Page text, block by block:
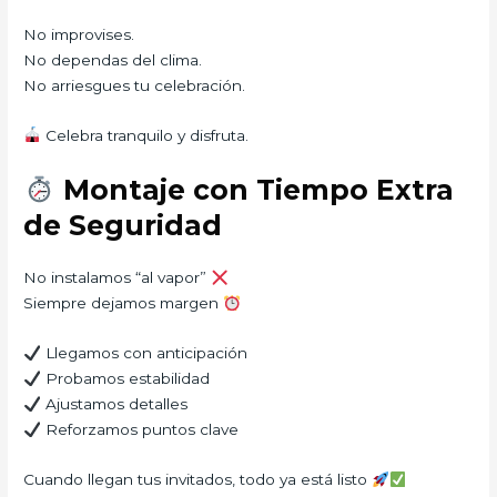
No improvises.
No dependas del clima.
No arriesgues tu celebración.
Celebra tranquilo y disfruta.
Montaje con Tiempo Extra
de Seguridad
No instalamos “al vapor”
Siempre dejamos margen
Llegamos con anticipación
Probamos estabilidad
Ajustamos detalles
Reforzamos puntos clave
Cuando llegan tus invitados, todo ya está listo